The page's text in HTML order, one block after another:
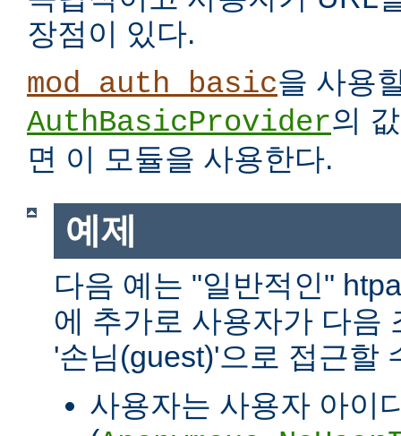
장점이 있다.
mod_auth_basic을 사용
AuthBasicProvider의
면 이 모듈을 사용한다.
예제
다음 예는 "일반적인"
에 추가로 사용자가 다음
'손님(guest)'으로 접근할
사용자는 사용자 아이